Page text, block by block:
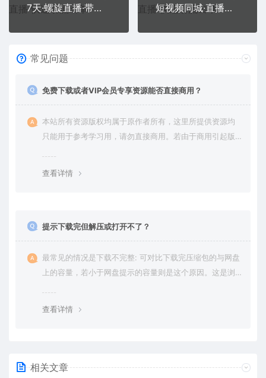
7天·螺旋直播·带货实操细节版：3月新课，各种起号玩法教学
短视频同城·直播实操培训班：适合美业，餐饮，舞蹈，小吃，服装，酒业
常见问题
免费下载或者VIP会员专享资源能否直接商用？
本站所有资源版权均属于原作者所有，这里所提供资源均
只能用于参考学习用，请勿直接商用。若由于商用引起版
查看详情
提示下载完但解压或打开不了？
最常见的情况是下载不完整: 可对比下载完压缩包的与网盘
上的容量，若小于网盘提示的容量则是这个原因。这是浏
查看详情
相关文章